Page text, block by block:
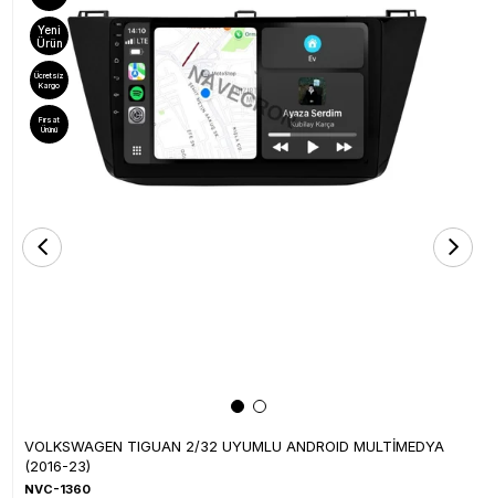
VOLKSWAGEN TIGUAN 2/32 UYUMLU ANDROID MULTİMEDYA
(2016-23)
NVC-1360
Yeni
Ürün
Ücretsiz
Kargo
Fırsat
Ürünü